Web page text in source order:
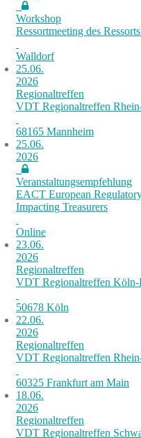
Workshop
Ressortmeeting des
Walldorf
25.06.
2026
Regionaltreffen
VDT Regionaltreffen
68165 Mannheim
25.06.
2026
Veranstaltungsempfehlung
EACT European
Impacting Treasurers
Online
23.06.
2026
Regionaltreffen
VDT Regionaltreffen Köln-
50678 Köln
22.06.
2026
Regionaltreffen
VDT Regionaltreffen
60325 Frankfurt am Main
18.06.
2026
Regionaltreffen
VDT Regionaltreffen